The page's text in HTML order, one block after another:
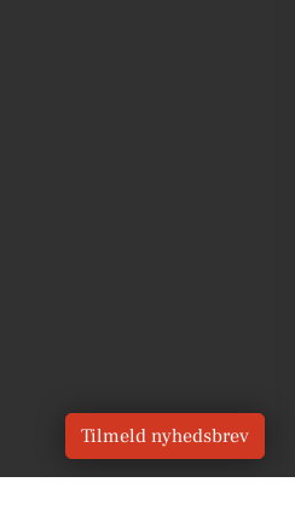
Tilmeld nyhedsbrev